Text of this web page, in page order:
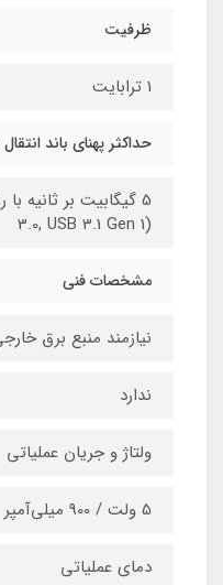
ظرفیت
1 ترابایت
حداکثر پهنای باند
3.0, USB 3.1 Gen 1)
مشخصات فنی
نیازمند منبع برق
ندارد
ولتاژ و جریان عملیاتی
5 ولت / 900 میلی‌آمپر
دمای عملیاتی